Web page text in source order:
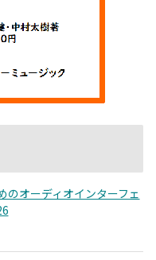
のオーディオインターフェ